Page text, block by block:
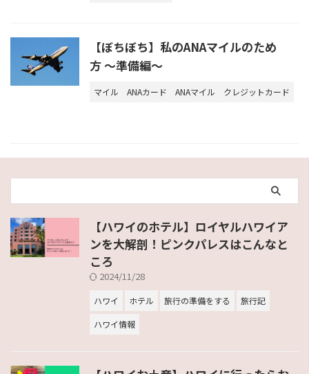
【ぼちぼち】私のANAマイルのため
方 ～準備編～
マイル ANAカード ANAマイル クレジットカード
【ハワイのホテル】ロイヤルハワイア
ンを大解剖！ピンクパレスはこんなと
ころ
2024/11/28
ハワイ ホテル 旅行の準備をする
旅行記
ハワイ情報